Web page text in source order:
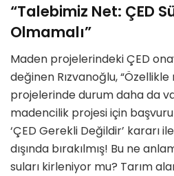
“Talebimiz Net: ÇED
Olmamalı”
Maden projelerindeki ÇED
değinen Rızvanoğlu,
projelerinde durum daha da
madencilik projesi için başvuru
‘ÇED Gerekli Değildir’ kararı
dışında bırakılmış! Bu ne
suları kirleniyor mu? Tarım